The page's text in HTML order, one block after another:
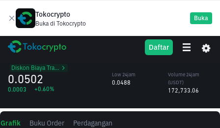
Tokocrypto
Buka di Tokocrypto
Buka
Daftar
TKO Tokocrypto
Diskon Biaya Trading
0.0502
0.0003 +0.60%
Low 24jam
0.0488
Volume 24jam
(TKO)
Volume 24jam
(USDT)
172,733.06
Grafik Buku Order Perdagangan